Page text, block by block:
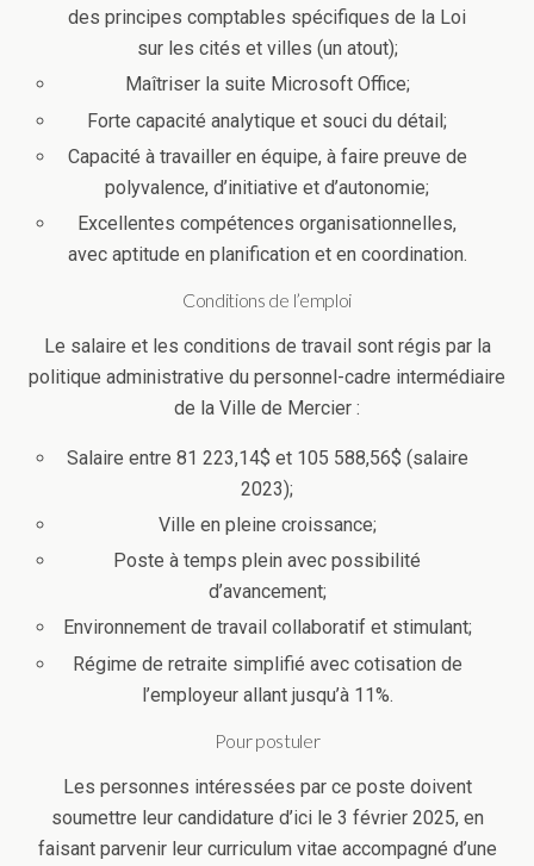
des principes comptables spécifiques de la Loi
sur les cités et villes (un atout);
Maîtriser la suite Microsoft Office;
Forte capacité analytique et souci du détail;
Capacité à travailler en équipe, à faire preuve de
polyvalence, d’initiative et d’autonomie;
Excellentes compétences organisationnelles,
avec aptitude en planification et en coordination.
Conditions de l’emploi
Le salaire et les conditions de travail sont régis par la
politique administrative du personnel-cadre intermédiaire
de la Ville de Mercier :
Salaire entre 81 223,14$ et 105 588,56$ (salaire
2023);
Ville en pleine croissance;
Poste à temps plein avec possibilité
d’avancement;
Environnement de travail collaboratif et stimulant;
Régime de retraite simplifié avec cotisation de
l’employeur allant jusqu’à 11%.
Pour postuler
Les personnes intéressées par ce poste doivent
soumettre leur candidature d’ici le 3 février 2025, en
faisant parvenir leur curriculum vitae accompagné d’une